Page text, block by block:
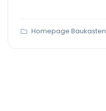
Homepage Baukasten